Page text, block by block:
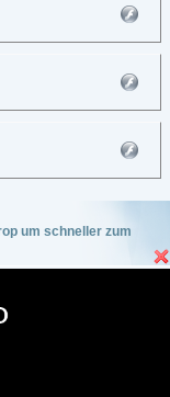
um schneller zum